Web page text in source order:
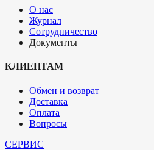
О нас
Журнал
Сотрудничество
Документы
КЛИЕНТАМ
Обмен и возврат
Доставка
Оплата
Вопросы
СЕРВИС